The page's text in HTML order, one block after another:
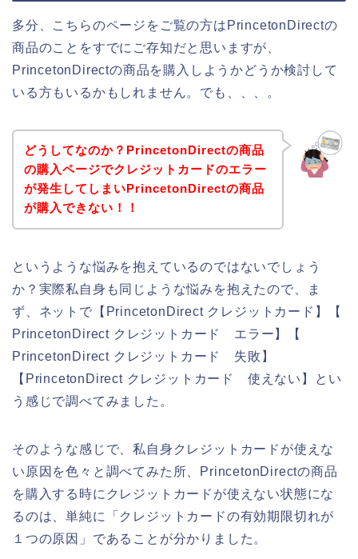
多分、こちらのページをご覧の方はPrincetonDirectの
商品のことをすでにご存知だと思いますが、
PrincetonDirectの商品を購入しようかどうか検討して
いる方もいるかもしれません。でも、、、。
どうしてなのか？PrincetonDirectの商品
の購入ページでクレジットカードのエラー
が発生してしまいPrincetonDirectの商品
が購入できない！！
というような悩みを抱えているのではないでしょう
か？実際私自身も同じような悩みを抱えたので、ま
ず、ネットで【PrincetonDirect クレジットカード】【
PrincetonDirect クレジットカード エラー】【
PrincetonDirect クレジットカード 失敗】
【PrincetonDirect クレジットカード 使えない】とい
う感じで調べてみました。
そのような感じで、私自身クレジットカードが使えな
い原因を色々と調べてみた所、PrincetonDirectの商品
を購入する時にクレジットカードが使えない状態にな
るのは、単純に「クレジットカードの有効期限切れが
１つの原因」であることが分かりました。